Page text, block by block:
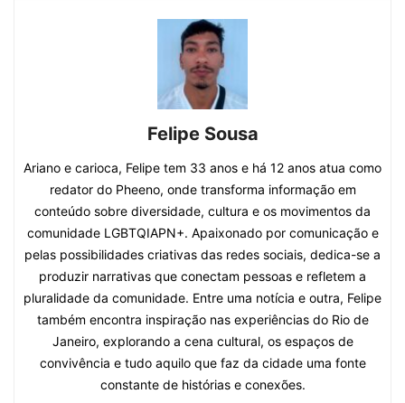
Felipe Sousa
Ariano e carioca, Felipe tem 33 anos e há 12 anos atua como
redator do Pheeno, onde transforma informação em
conteúdo sobre diversidade, cultura e os movimentos da
comunidade LGBTQIAPN+. Apaixonado por comunicação e
pelas possibilidades criativas das redes sociais, dedica-se a
produzir narrativas que conectam pessoas e refletem a
pluralidade da comunidade. Entre uma notícia e outra, Felipe
também encontra inspiração nas experiências do Rio de
Janeiro, explorando a cena cultural, os espaços de
convivência e tudo aquilo que faz da cidade uma fonte
constante de histórias e conexões.